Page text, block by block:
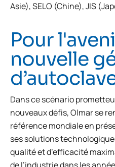
Asie), SELO (Chine), JIS
Pour
nouvelle
Dans ce scénario
nouveaux défis, Olmar se
référence mondiale en
ses solutions
qualité et d’efficacité
de l’industrie dans les